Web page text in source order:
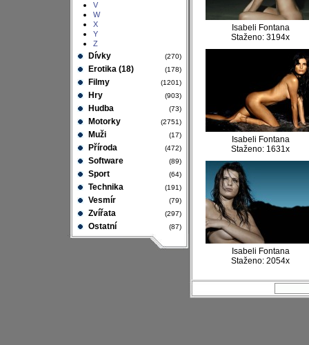
V
W
X
Y
Z
Dívky (270)
Erotika (18) (178)
Filmy (1201)
Hry (903)
Hudba (73)
Motorky (2751)
Muži (17)
Příroda (472)
Software (89)
Sport (64)
Technika (191)
Vesmír (79)
Zvířata (297)
Ostatní (87)
Isabeli Fontana
Staženo: 3194x
Isabeli Fontana
Staženo: 1631x
Isabeli Fontana
Staženo: 2054x